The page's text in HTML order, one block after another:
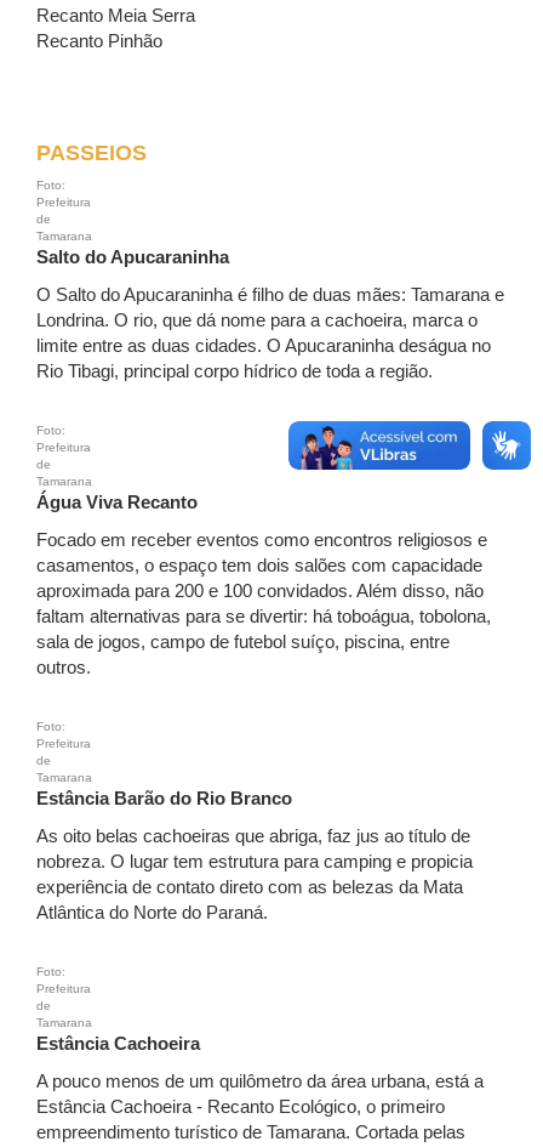
Recanto Meia Serra
Recanto Pinhão
PASSEIOS
Foto:
Prefeitura
de
Tamarana
Salto do Apucaraninha
O Salto do Apucaraninha é filho de duas mães: Tamarana e
Londrina. O rio, que dá nome para a cachoeira, marca o
limite entre as duas cidades. O Apucaraninha deságua no
Rio Tibagi, principal corpo hídrico de toda a região.
Foto:
Prefeitura
de
Tamarana
Água Viva Recanto
Focado em receber eventos como encontros religiosos e
casamentos, o espaço tem dois salões com capacidade
aproximada para 200 e 100 convidados. Além disso, não
faltam alternativas para se divertir: há toboágua, tobolona,
sala de jogos, campo de futebol suíço, piscina, entre
outros.
Foto:
Prefeitura
de
Tamarana
Estância Barão do Rio Branco
As oito belas cachoeiras que abriga, faz jus ao título de
nobreza. O lugar tem estrutura para camping e propicia
experiência de contato direto com as belezas da Mata
Atlântica do Norte do Paraná.
Foto:
Prefeitura
de
Tamarana
Estância Cachoeira
A pouco menos de um quilômetro da área urbana, está a
Estância Cachoeira - Recanto Ecológico, o primeiro
empreendimento turístico de Tamarana. Cortada pelas